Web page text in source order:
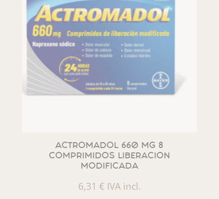
ACTROMADOL 660 MG 8
COMPRIMIDOS LIBERACION
MODIFICADA
6,31 € IVA incl.